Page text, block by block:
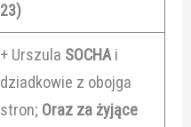
23)
+ Urszula SOCHAi
dziadkowie z obojga
stron; Oraz za żyjące